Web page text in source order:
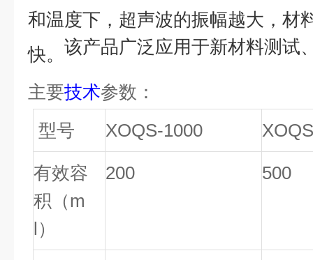
和温度下，超声波的振幅越大，材
快。 该产品广泛应用于新材料测试
主要技术参数：
型号
XOQS-1000
有效容
积（m
l）
200 500